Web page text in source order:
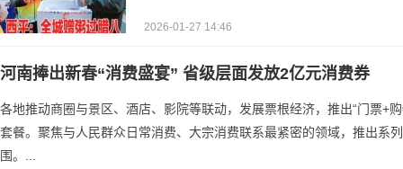
2026-01-27 14:46
河南捧出新春“消费盛宴” 省级层面发放2亿元消费券
各地推动商圈与景区、酒店、影院等联动，发展票根经济，推出“门票+购
套餐。聚焦与人民群众日常消费、大宗消费联系最紧密的领域，推出系
围。...